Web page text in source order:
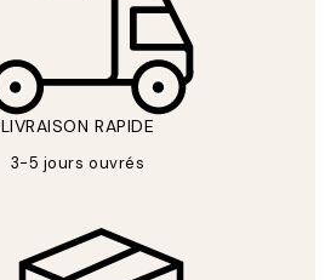
LIVRAISON RAPIDE
3-5 jours ouvrés